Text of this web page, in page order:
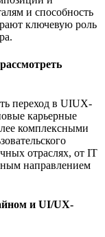
и способность
ключевую роль
переход в UIUX-
карьерные
комплексными
отраслях, от IT
направлением
и UI/UX-